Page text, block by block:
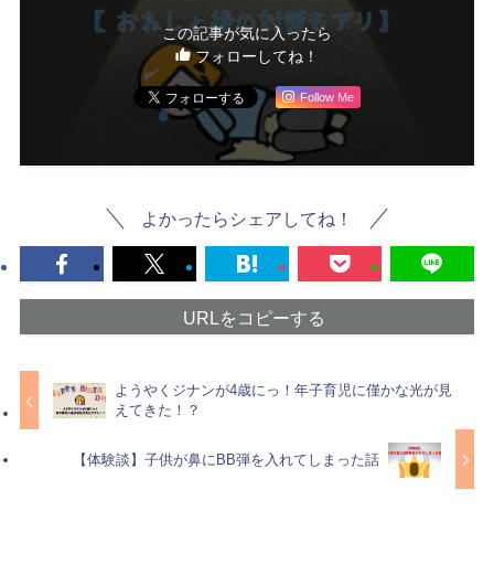
この記事が気に入ったら
フォローしてね！
Follow Me
よかったらシェアしてね！
URLをコピーする
ようやくジナンが4歳にっ！年子育児に僅かな光が見
えてきた！？
【体験談】子供が鼻にBB弾を入れてしまった話